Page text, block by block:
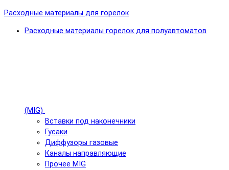
Расходные материалы для горелок
Расходные материалы горелок для полуавтоматов
(MIG)
Вставки под наконечники
Гусаки
Диффузоры газовые
Каналы направляющие
Прочее MIG